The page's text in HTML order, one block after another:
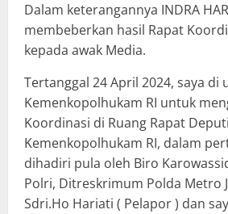
Dalam keterangannya INDRA
membeberkan hasil Rapat
kepada awak Media.
Tertanggal 24 April 2024, saya di
Kemenkopolhukam RI untuk
Koordinasi di Ruang Rapat
Kemenkopolhukam RI, dalam
dihadiri pula oleh Biro
Polri, Ditreskrimum Polda Metro
Sdri.Ho Hariati ( Pelapor ) dan